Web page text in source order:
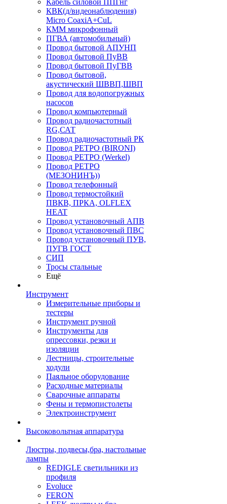
Кабель силовой ППГнг
КВК(д/видеонаблюдения)
Micro CoaxiA+CuL
КММ микрофонный
ПГВА (автомобильный)
Провод бытовой АПУНП
Провод бытовой ПуВВ
Провод бытовой ПуГВВ
Провод бытовой,
акустический ШВВП,ШВП
Провод для водопогружных
насосов
Провод компьютерный
Провод радиочастотный
RG,САТ
Провод радиочастотный РК
Провод РЕТРО (BIRONI)
Провод РЕТРО (Werkel)
Провод РЕТРО
(МЕЗОНИНЪ))
Провод телефонный
Провод термостойкий
ПВКВ, ПРКА, OLFLEX
HEAT
Провод установочный АПВ
Провод установочный ПВС
Провод установочный ПУВ,
ПУГВ ГОСТ
СИП
Тросы стальные
Ещё
Инструмент
Измерительные приборы и
тестеры
Инструмент ручной
Инструменты для
опрессовки, резки и
изоляции
Лестницы, строительные
ходули
Паяльное оборудование
Расходные материалы
Сварочные аппараты
Фены и термопистолеты
Электроинструмент
Высоковольтная аппаратура
Люстры, подвесы,бра, настольные
лампы
REDIGLE светильники из
профиля
Evoluce
FERON